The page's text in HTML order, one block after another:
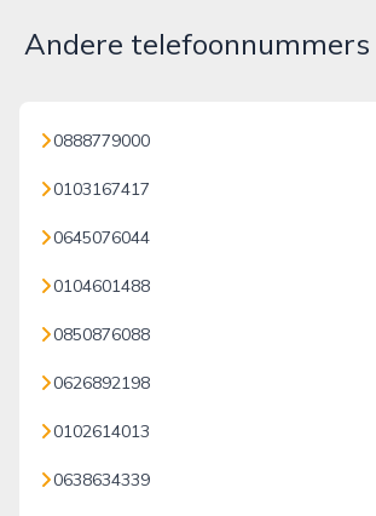
Andere telefoonnummers
0888779000
0103167417
0645076044
0104601488
0850876088
0626892198
0102614013
0638634339